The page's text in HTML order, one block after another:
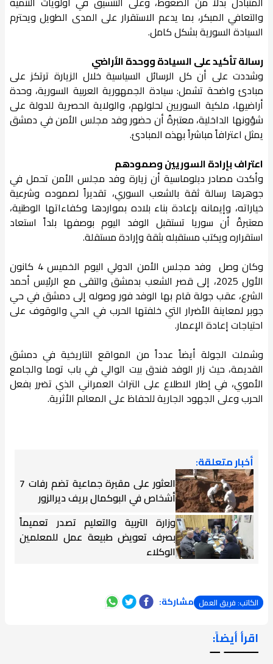
والتعافي المبكر، بما يدعم الاستقرار على المدى الطويل ويحترم
السيادة السورية بشكل كامل.
رسالة تأكيد على السيادة ووحدة الأراضي
وشددت على أن كل الرسائل السياسية خلال الزيارة ترتكز على
مبادئ واضحة تشمل: سيادة الجمهورية العربية السورية، وحدة
أراضيها، ملكية السوريين لحلولهم، والولاية الحصرية للدولة على
شؤونها الداخلية، معتبرةً أن حضور وفد مجلس الأمن في دمشق
يمثل اعترافاً مباشراً بهذه المبادئ.
اعتراف بإرادة السوريين وصمودهم
وأكدت مصادر دبلوماسية أن زيارة وفد مجلس الأمن تحمل في
جوهرها رسالة ثقة بالشعب السوري، تقديراً لصموده وشرعية
خياراته، وإيمانه بإعادة بناء بلاده بمواردها وكفاءاتها الوطنية،
معتبرةً أن سوريا تستقبل الوفد اليوم بوصفها بلداً استعاد
استقراره ويكتب مستقبله بثقة وإرادة مستقلة.
وكان وصل وفد مجلس الأمن الدولي اليوم الخميس 4 كانون
الأول 2025، إلى قصر الشعب بدمشق والتقى مع الرئيس أحمد
الشرع، عقب جولة قام بها الوفد فور وصوله إلى دمشق في حي
جوبر لمعاينة الأضرار التي خلفتها الحرب في الحي والوقوف على
احتياجات إعادة الإعمار.
وشملت الجولة أيضاً عدداً من المواقع التاريخية في دمشق
القديمة، حيث زار الوفد فندق بيت الوالي في باب توما والجامع
الأموي، في إطار الاطلاع على التراث العمراني الذي تضرر بفعل
الحرب وعلى الجهود الجارية للحفاظ على المعالم الأثرية.
أخبار متعلقة:
العثور على مقبرة جماعية تضم رفات 7
أشخاص في البوكمال بريف ديرالزور
وزارة التربية والتعليم تصدر تعميماً
بصرف تعويض طبيعة عمل للمعلمين
الوكلاء
الكاتب: فريق العمل مشاركة:
اقرأ أيضاً:
ـــــــ ــ